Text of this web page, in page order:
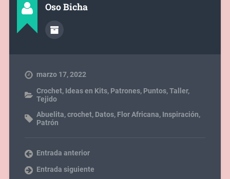
Oso Bicha
marzo 17, 2022
Crochet, Ideas en Kits, Patrones, Puntos,Taller,
Tejido
Abuelita,crochet, Datos, Flor Africana, Inspiración,
Patrón
Entrada anterior
Entrada siguiente